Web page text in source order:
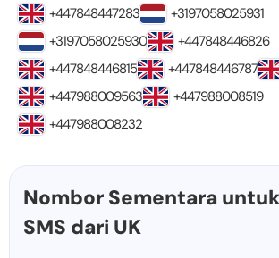
+447848447283
+3197058025931
+3197058025930
+447848446826
+447848446815
+447848446787
+447988009563
+447988008519
+447988008232
Nombor Sementara
SMS dari UK